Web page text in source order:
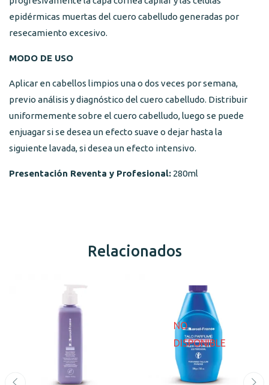
epidérmicas muertas del cuero cabelludo generadas por
resecamiento excesivo.
MODO DE USO
Aplicar en cabellos limpios una o dos veces por semana,
previo análisis y diagnóstico del cuero cabelludo. Distribuir
uniformemente sobre el cuero cabelludo, luego se puede
enjuagar si se desea un efecto suave o dejar hasta la
siguiente lavada, si desea un efecto intensivo.
Presentación Reventa y Profesional: 280ml
Relacionados
NO
DISPONIBLE